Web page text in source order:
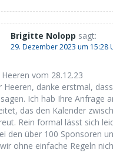
Brigitte Nolopp sagt:
29. Dezember 2023 um 15:28
vom 28.12.23
Heeren, danke erstmal,
Ich hab Ihre Anfrage
das den Kalender
Rein formal lässt sich
den über 100 Sponsoren
ohne einfache Regeln